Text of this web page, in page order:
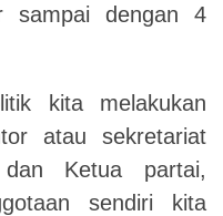
sampai dengan 4
kita melakukan
atau sekretariat
Ketua partai,
sendiri kita